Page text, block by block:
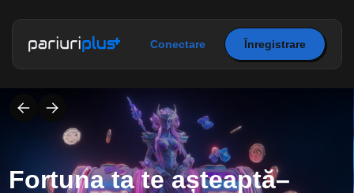
Conectare Înregistrare
Fortuna ta te așteaptă–